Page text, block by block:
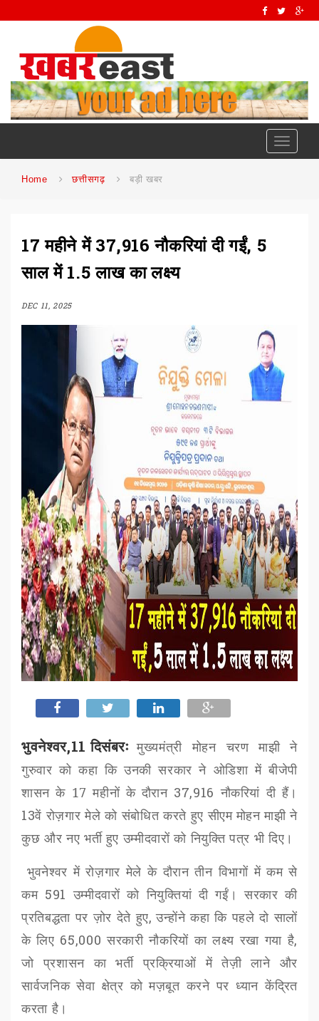
Toggle
Home छत्तीसगढ़ बड़ी खबर
17 महीने में 37,916 नौकरियां दी गईं, 5
साल में 1.5 लाख का लक्ष्य
DEC 11, 2025
भुवनेश्वर,11 दिसंबरः मुख्यमंत्री मोहन चरण माझी ने
गुरुवार को कहा कि उनकी सरकार ने ओडिशा में बीजेपी
शासन के 17 महीनों के दौरान 37,916 नौकरियां दी हैं।
13वें रोज़गार मेले को संबोधित करते हुए सीएममोहन माझी ने
कुछ और नए भर्ती हुए उम्मीदवारों को नियुक्ति पत्र भी दिए।
भुवनेश्वर में रोज़गार मेले के दौरान तीन विभागों में कम से
कम 591 उम्मीदवारों को नियुक्तियां दी गईं। सरकार की
प्रतिबद्धता पर ज़ोर देते हुए,उन्होंने कहा कि पहले दो सालों
के लिए 65,000 सरकारी नौकरियों का लक्ष्य रखा गया है,
जो प्रशासन का भर्ती प्रक्रियाओं में तेज़ी लाने और
सार्वजनिक सेवा क्षेत्र को मज़बूत करने पर ध्यान केंद्रित
करता है।